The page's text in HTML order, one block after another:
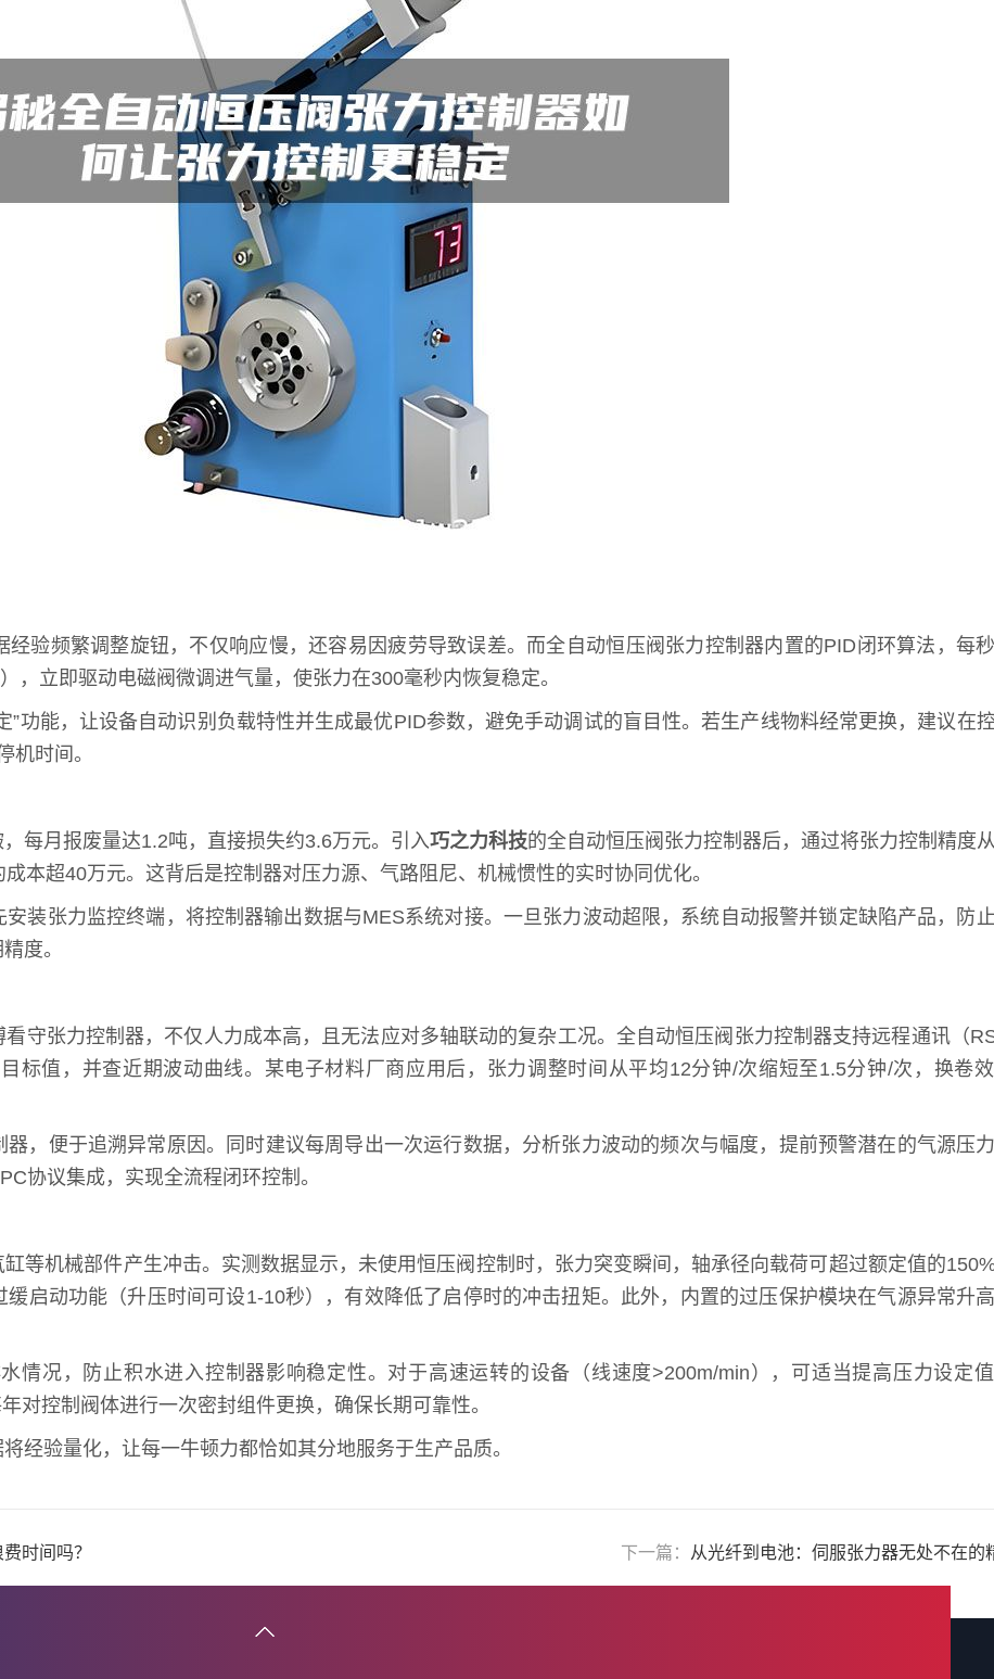
验频繁调整旋钮，不仅响应慢，还容易因疲劳导致误差。而全自动恒压阀张力控制器内置的PID闭环算法，每
立即驱动电磁阀微调进气量，使张力在300毫秒内恢复稳定。
”功能，让设备自动识别负载特性并生成最优PID参数，避免手动调试的盲目性。若生产线物料经常更换，建议在
机时间。
每月报废量达1.2吨，直接损失约3.6万元。引入巧之力科技的全自动恒压阀张力控制器后，通过将张力控制精度
本超40万元。这背后是控制器对压力源、气路阻尼、机械惯性的实时协同优化。
装张力监控终端，将控制器输出数据与MES系统对接。一旦张力波动超限，系统自动报警并锁定缺陷产品，防
度。
守张力控制器，不仅人力成本高，且无法应对多轴联动的复杂工况。全自动恒压阀张力控制器支持远程通讯（
标值，并查近期波动曲线。某电子材料厂商应用后，张力调整时间从平均12分钟/次缩短至1.5分钟/次，换卷
，便于追溯异常原因。同时建议每周导出一次运行数据，分析张力波动的频次与幅度，提前预警潜在的气源压
协议集成，实现全流程闭环控制。
等机械部件产生冲击。实测数据显示，未使用恒压阀控制时，张力突变瞬间，轴承径向载荷可超过额定值的
启动功能（升压时间可设1-10秒），有效降低了启停时的冲击扭矩。此外，内置的过压保护模块在气源异常升
情况，防止积水进入控制器影响稳定性。对于高速运转的设备（线速度>200m/min），可适当提高压力设定
对控制阀体进行一次密封组件更换，确保长期可靠性。
经验量化，让每一牛顿力都恰如其分地服务于生产品质。
时间吗？ 下一篇： 从光纤到电池：伺服张力器无处不在的